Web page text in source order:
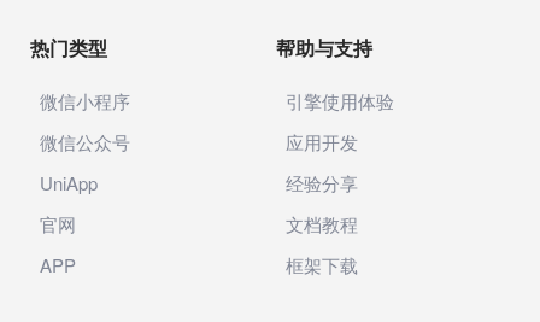
热门类型
微信小程序
微信公众号
UniApp
官网
APP
帮助与支持
引擎使用体验
应用开发
经验分享
文档教程
框架下载